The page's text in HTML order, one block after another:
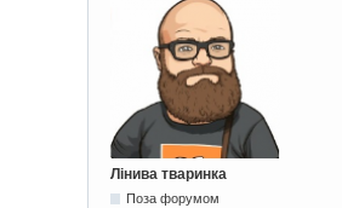
Лінива тваринка
Поза форумом